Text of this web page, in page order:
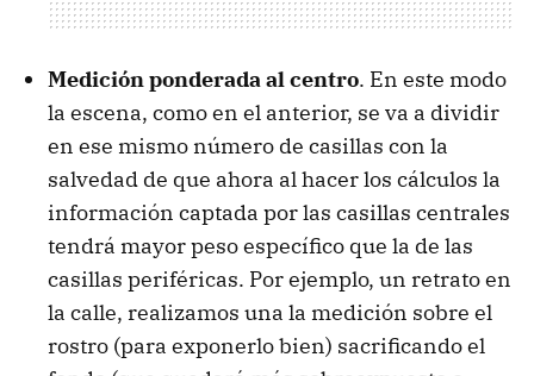
Medición ponderada al centro. En este modo
la escena, como en el anterior, se va a dividir
en ese mismo número de casillas con la
salvedad de que ahora al hacer los cálculos la
información captada por las casillas centrales
tendrá mayor peso específico que la de las
casillas periféricas. Por ejemplo, un retrato en
la calle, realizamos una la medición sobre el
rostro (para exponerlo bien) sacrificando el